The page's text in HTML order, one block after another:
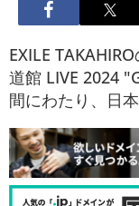
EXILE
道館 LIVE 2024
間にわたり、日